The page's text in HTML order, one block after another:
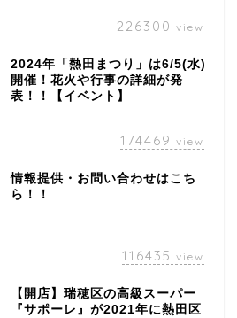
226300 view
2024年「熱田まつり」は6/5(水)
開催！花火や行事の詳細が発
表！！【イベント】
174469 view
情報提供・お問い合わせはこち
ら！！
116435 view
【開店】瑞穂区の高級スーパー
『サポーレ』が2021年に熱田区